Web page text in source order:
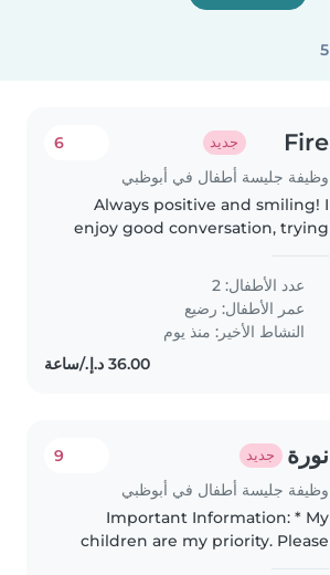
Fire جديد
وظيفة جليسة أطفال في أبوظبي
6
Always positive and smiling! I
enjoy good conversation, trying
memories with amazing people .
عدد الأطفال: 2
عمر الأطفال: رضيع
النشاط الأخير: منذ يوم
نورة جديد
وظيفة جليسة أطفال في أبوظبي
9
Important Information: * My
children are my priority. Please